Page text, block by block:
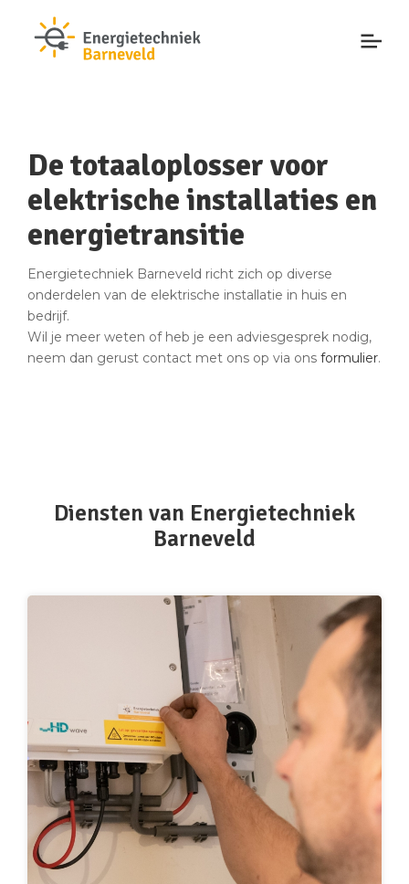
De totaaloplosser voor
elektrische installaties en
energietransitie
Energietechniek Barneveld richt zich op diverse
onderdelen van de elektrische installatie in huis en
bedrijf.
Wil je meer weten of heb je een adviesgesprek nodig,
neem dan gerust contact met ons op via ons formulier.
Diensten van Energietechniek
Barneveld